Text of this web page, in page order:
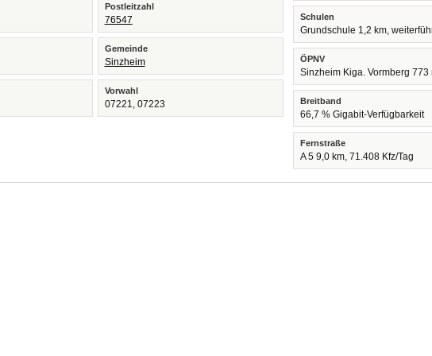
Postleitzahl
76547
Gemeinde
Sinzheim
Vorwahl
07221, 07223
Schulen
Grundschule 1,2 km,
ÖPNV
Sinzheim Kiga. Vormberg 773
Breitband
66,7 % Gigabit-Verfügbarkeit
Fernstraße
A 5 9,0 km, 71.408 Kfz/Tag